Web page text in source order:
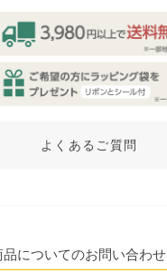
よくあるご質問
品についてのお問い合わせ